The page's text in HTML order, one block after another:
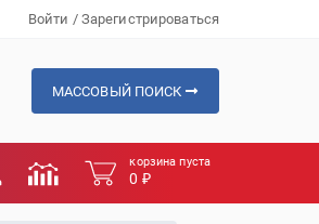
Войти / Зарегистрироваться
МАССОВЫЙ ПОИСК
корзина пуста
0 ₽